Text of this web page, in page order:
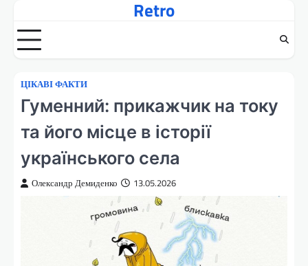
вмісту
Retro
ЦІКАВІ ФАКТИ
Гуменний: прикажчик на току
та його місце в історії
українського села
Олександр Демиденко 13.05.2026